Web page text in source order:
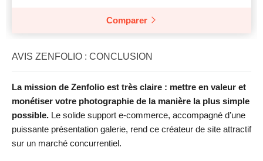
Comparer
AVIS ZENFOLIO : CONCLUSION
La mission de Zenfolio est très claire : mettre en valeur et
monétiser votre photographie de la manière la plus simple
possible. Le solide support e-commerce, accompagné d’une
puissante présentation galerie, rend ce créateur de site attractif
sur un marché concurrentiel.